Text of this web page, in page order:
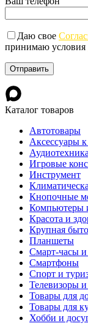
Даю свое
принимаю условия
Каталог товаров
Автотовары
Аксессуары
Аудиотехника
Игровые
Инструмент
Кнопочные
Компьютеры
Красота и
Крупная
Планшеты
Смарт-часы и
Смартфоны
Спорт и
Телевизоры и
Товары для
Товары для
Хобби и